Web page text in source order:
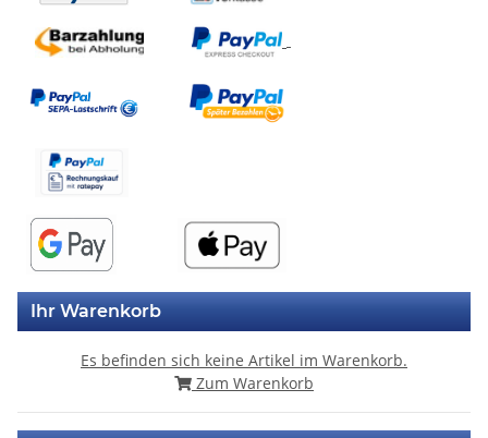
Ihr Warenkorb
Es befinden sich keine Artikel im Warenkorb.
Zum Warenkorb